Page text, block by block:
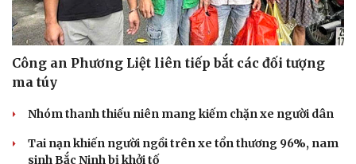
Công an Phương Liệt liên tiếp bắt các đối tượng
ma túy
Nhóm thanh thiếu niên mang kiếm chặn xe người dân
Tai nạn khiến người ngồi trên xe tổn thương 96%, nam
sinh Bắc Ninh bị khởi tố